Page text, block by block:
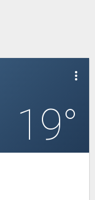
more_vert
19°